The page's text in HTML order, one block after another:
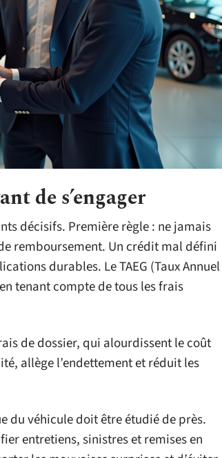
de s’engager
décisifs. Première règle : ne jamais
remboursement. Un crédit mal défini
durables. Le TAEG (Taux Annuel
tenant compte de tous les frais
de dossier, qui alourdissent le coût
allège l’endettement et réduit les
du véhicule doit être étudié de près.
entretiens, sinistres et remises en